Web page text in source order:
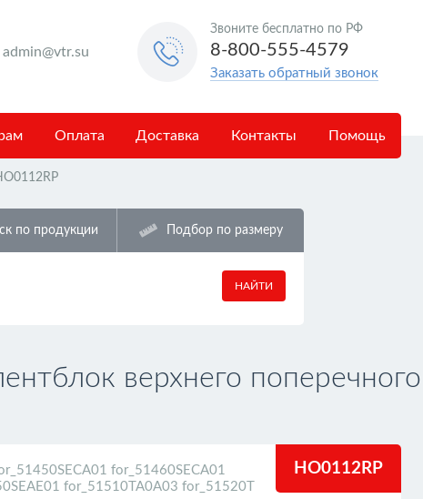
admin@vtr.su
Звоните бесплатно по РФ
8-800-555-4579
Заказать обратный звонок
Оплата Доставка Контакты Помощь
НАЙТИ
по продукции Подбор по размеру
верхнего
HO0112RP
for_51460SECA01
for_51510TA0A03 for_51520T